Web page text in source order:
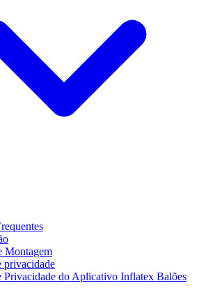
Montagem
privacidade
Privacidade do Aplicativo Inflatex Balões